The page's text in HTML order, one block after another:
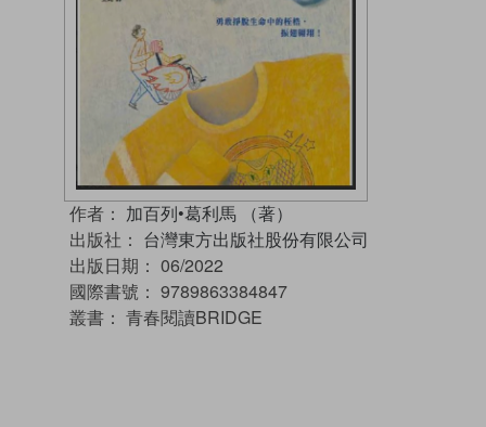
作者： 加百列•葛利馬 （著）
出版社： 台灣東方出版社股份有限公司
出版日期： 06/2022
國際書號： 9789863384847
叢書： 青春閱讀BRIDGE